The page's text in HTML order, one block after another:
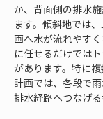
か、背面側の排水
ます。傾斜地では
画へ水が流れやす
に任せるだけでは
があります。特に
計画では、各段で
排水経路へつなげる